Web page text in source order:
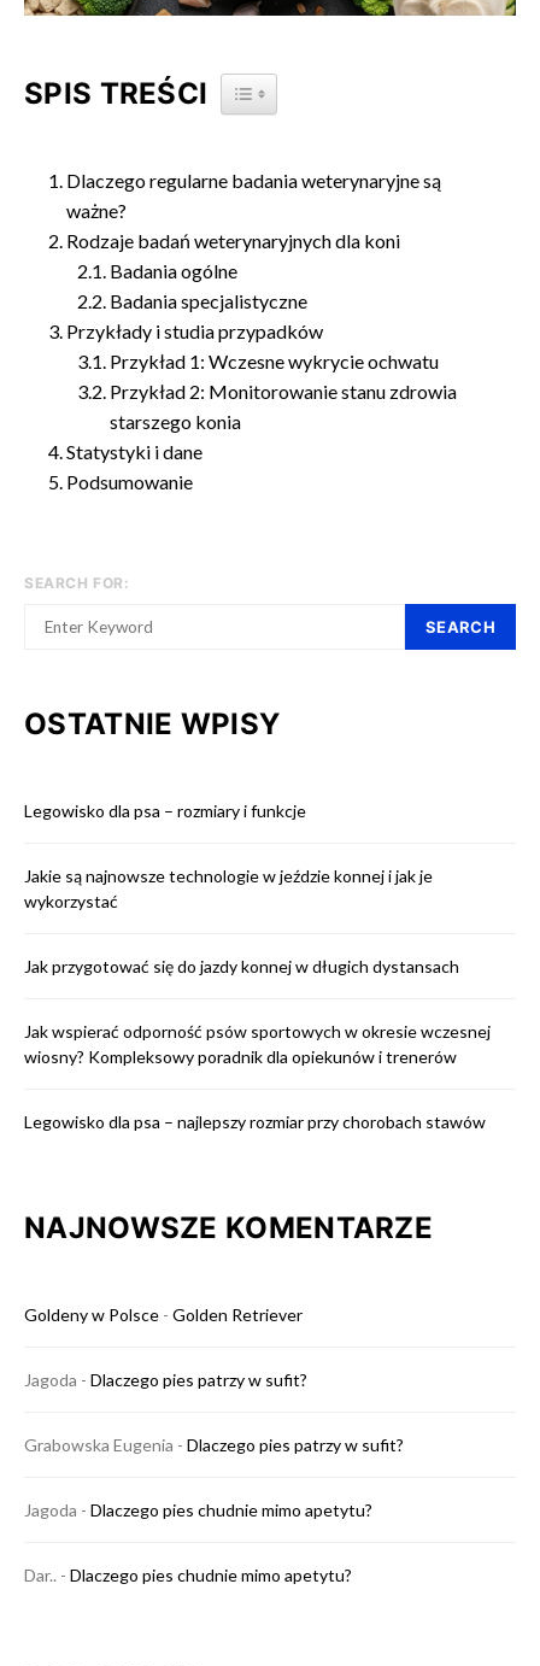
SPIS TREŚCI TOGGLE TABLE OF CONTENT
Dlaczego regularne badania weterynaryjne są
ważne?
Rodzaje badań weterynaryjnych dla koni
Badania ogólne
Badania specjalistyczne
Przykłady i studia przypadków
Przykład 1: Wczesne wykrycie ochwatu
Przykład 2: Monitorowanie stanu zdrowia
starszego konia
Statystyki i dane
Podsumowanie
SEARCH FOR:
SEARCH
OSTATNIE WPISY
Legowisko dla psa – rozmiary i funkcje
Jakie są najnowsze technologie w jeździe konnej i jak je
wykorzystać
Jak przygotować się do jazdy konnej w długich dystansach
Jak wspierać odporność psów sportowych w okresie wczesnej
wiosny? Kompleksowy poradnik dla opiekunów i trenerów
Legowisko dla psa – najlepszy rozmiar przy chorobach stawów
NAJNOWSZE KOMENTARZE
Goldeny w Polsce - Golden Retriever
Jagoda - Dlaczego pies patrzy w sufit?
Grabowska Eugenia - Dlaczego pies patrzy w sufit?
Jagoda - Dlaczego pies chudnie mimo apetytu?
Dar.. - Dlaczego pies chudnie mimo apetytu?